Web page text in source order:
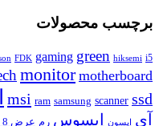
برچسب محصولات
FDK gaming green hiksemi i5
monitor motherboard
msi ram samsung scanner ssd
آی
اپسون ایسوس رم عرض 8 سانتی متر